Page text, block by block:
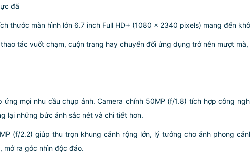
đã
thước màn hình lớn 6.7 inch Full HD+ (1080 x 2340 pixels) mang đến
tác vuốt chạm, cuộn trang hay chuyển đổi ứng dụng trở nên mượt
mọi nhu cầu chụp ảnh. Camera chính 50MP (f/1.8) tích hợp công
lại những bức ảnh sắc nét và chi tiết hơn.
(f/2.2) giúp thu trọn khung cảnh rộng lớn, lý tưởng cho ảnh phong
mở ra góc nhìn độc đáo.